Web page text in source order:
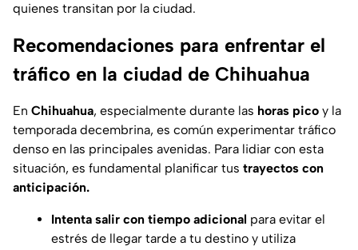
quienes transitan por la ciudad.
Recomendaciones para enfrentar el
tráfico en la ciudad de Chihuahua
En Chihuahua, especialmente durante las horas pico y la
temporada decembrina, es común experimentar tráfico
denso en las principales avenidas. Para lidiar con esta
situación, es fundamental planificar tus trayectos con
anticipación.
Intenta salir con tiempo adicional para evitar el
estrés de llegar tarde a tu destino y utiliza